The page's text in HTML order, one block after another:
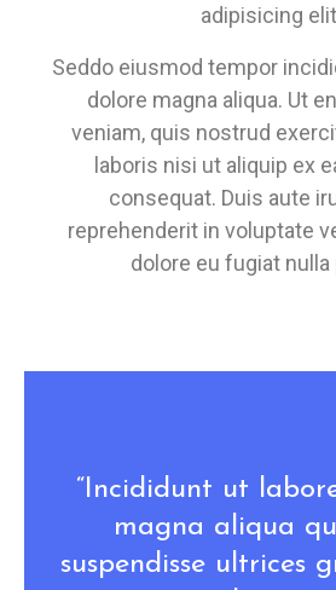
adipisicing
Seddo eiusmod tempor
dolore magna aliqua. Ut
veniam, quis nostrud
laboris nisi ut aliquip ex
consequat. Duis aute
reprehenderit in voluptate
dolore eu fugiat nulla
“Incididunt ut
magna aliqua
suspendisse ultrices